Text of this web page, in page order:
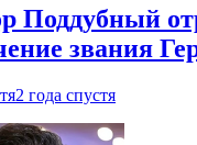
Поддубный
звания
2 года спустя